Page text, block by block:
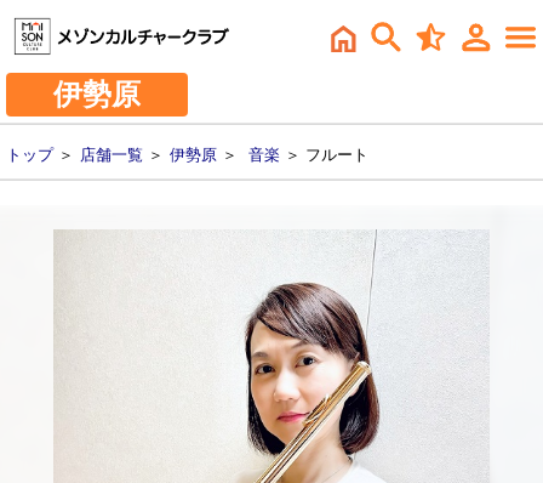
伊勢原
トップ＞ 店舗一覧 ＞ 伊勢原 ＞ 音楽 ＞ フルート